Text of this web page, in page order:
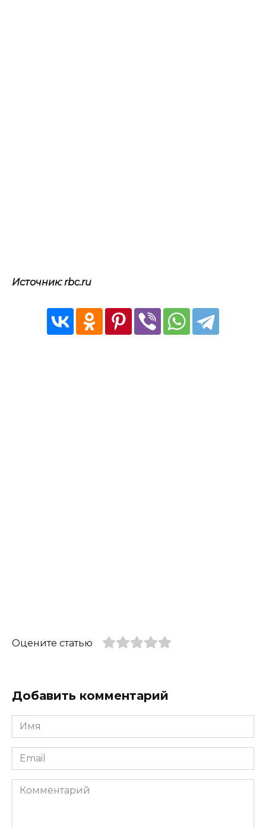
Источник: rbc.ru
Оцените статью
Добавить комментарий
Имя
*
Email
*
Комментарий